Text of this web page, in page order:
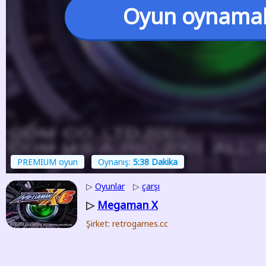
Oyun
PREMIUM oyun Oynanış: 5:38 Dakika
▷ Oyunlar ▷ çarşı
▷ Megaman X
Şirket: retrogames.cc